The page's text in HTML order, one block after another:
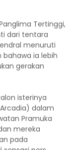
Tertinggi,
dari tentara
menuruti
bahawa ia lebih
gerakan
isterinya
dalam
Pramuka
mereka
pada